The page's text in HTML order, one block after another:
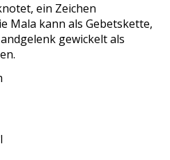
ein Zeichen
Mala kann als Gebetskette,
gewickelt als